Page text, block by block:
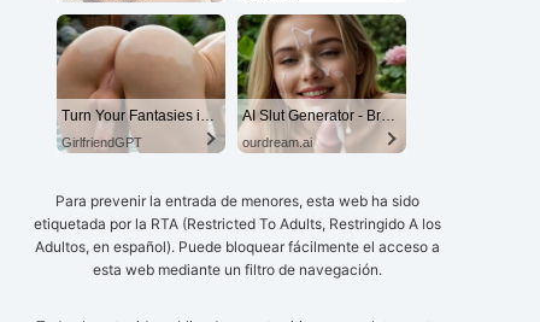
Turn Your Fantasies into Reality
GirlfriendGPT
AI Slut Generator - Bring your Fantasies to life 🔥
ourdream.ai
Para prevenir la entrada de menores, esta web ha sido
etiquetada por la RTA (Restricted To Adults, Restringido A los
Adultos, en español). Puede bloquear fácilmente el acceso a
esta web mediante un filtro de navegación.